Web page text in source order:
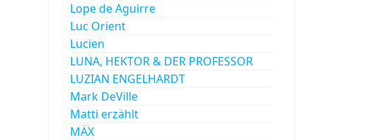
Lope de Aguirre
Luc Orient
Lucien
LUNA, HEKTOR & DER PROFESSOR
LUZIAN ENGELHARDT
Mark DeVille
Matti erzählt
MÄX